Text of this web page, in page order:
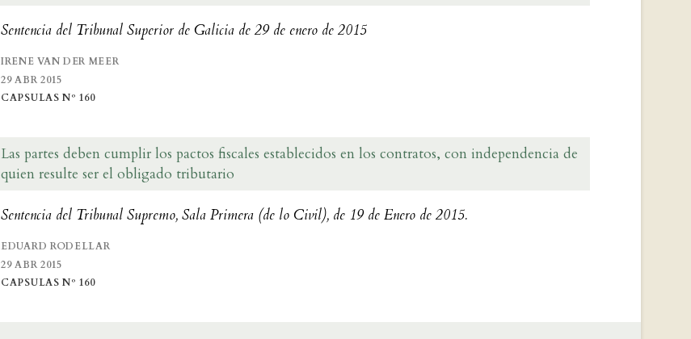
Sentencia del Tribunal Superior de Galicia de 29 de enero de 2015
IRENE VAN DER MEER
29 ABR 2015
CAPSULAS Nº 160
Las partes deben cumplir los pactos fiscales establecidos en los contratos, con independencia de
quien resulte ser el obligado tributario
Sentencia del Tribunal Supremo, Sala Primera (de lo Civil), de 19 de Enero de 2015.
EDUARD RODELLAR
29 ABR 2015
CAPSULAS Nº 160